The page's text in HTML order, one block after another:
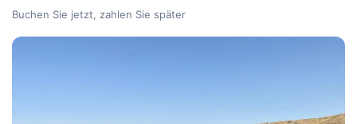
Buchen Sie jetzt, zahlen Sie später